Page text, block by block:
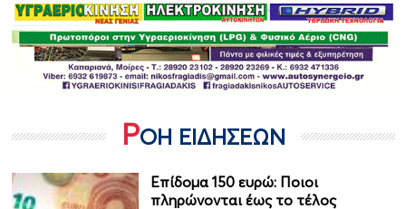
ΡΟΗ ΕΙΔΗΣΕΩΝ
Επίδομα 150 ευρώ: Ποιοι
πληρώνονται έως το τέλος